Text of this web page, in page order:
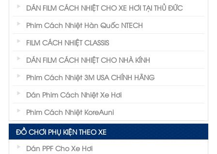
DÁN FILM CÁCH NHIỆT CHO XE HƠI TẠI THỦ ĐỨC
Phim Cách Nhiệt Hàn Quốc NTECH
FILM CÁCH NHIỆT CLASSIS
DÁN FILM CÁCH NHIỆT CHO NHÀ KÍNH
Phim Cách Nhiệt 3M USA CHÍNH HÃNG
Dán Phim Cách Nhiệt Xe Hơi
Phim Cách Nhiệt KoreAuni
ĐỒ CHƠI PHỤ KIỆN THEO XE
Dán PPF Cho Xe Hơi